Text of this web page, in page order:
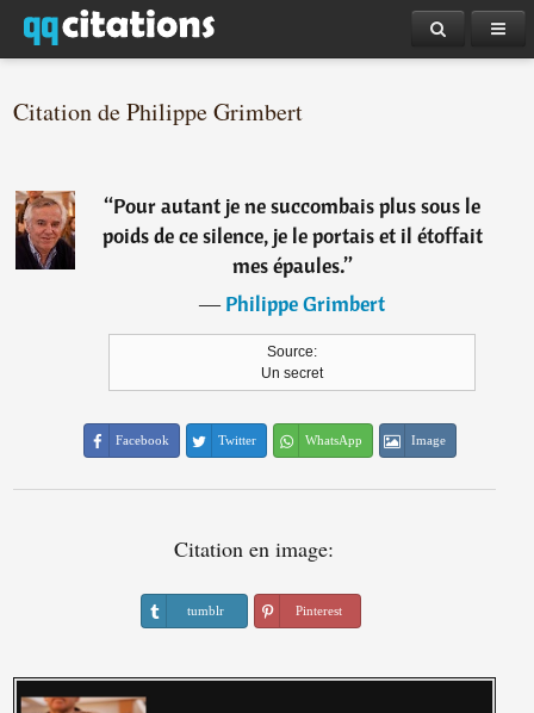
Citation de Philippe Grimbert
“Pour autant je ne succombais plus sous le
poids de ce silence, je le portais et il étoffait
mes épaules.”
―Philippe Grimbert
Source:
Un secret
Facebook Twitter WhatsApp Image
Citation en image:
tumblr Pinterest